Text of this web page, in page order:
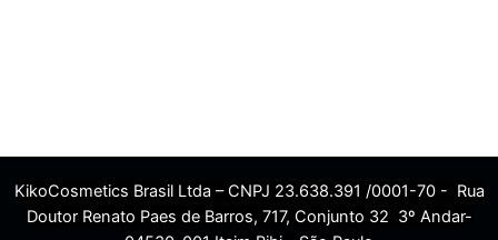
KikoCosmetics Brasil Ltda – CNPJ 23.638.391 /0001-70 - Rua
Doutor Renato Paes de Barros, 717, Conjunto 32 3º Andar-